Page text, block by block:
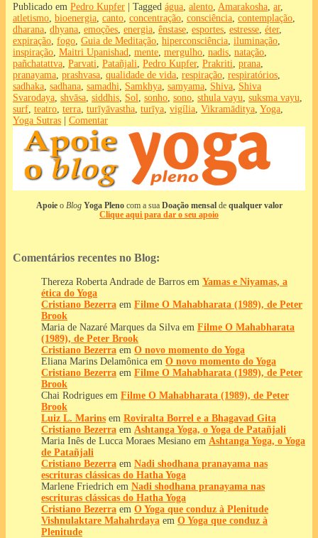
Publicado em Pedro Kupfer Tagged água alento Amarakosha ar,
atletismo bioenergia canto concentração consciência contemplação
dharana dhyana emoções energia ênstase esportes estresse éter,
expiração fogo Guia de Meditação hiperconsciência iluminação
inspiração Maitri Upanishad mente mergulho nadis natação
pañchatattva Parvati Patañjali Pedro Kupfer, Prakriti prana
pranayama prashvasa qualidade de vida respiração respiratórios
sadhaka sadhana samadhi Samkhya samyama Shiva Shiva
Svarodaya shvāsa siddhis Sol sonho sono sthula vayu suksma vayu
surf teatro terra turīyāvastha turīya vigí­lia Vikramāditya Yoga
Yoga Sutras
Comentar
Apoieo Blog Yoga Plenocom a sua Doação mensal de qualquer valor
Clique aqui para dar o seu apoio
Comentários recentes no Blog:
Thereza Roberta Andrade de Barros em Yamas e Niyamas, a
ética do Yoga
Cristiano Bezerra em Filme O Mahabharata (1989), de Peter
Brook
Maria de Nazaré Marques da Silva em Filme O Mahabharata
(1989), de Peter Brook
Cristiano Bezerra em O novo momento do Yoga
Eliana Marins Delamônica em O novo momento do Yoga
Cristiano Bezerra em Filme O Mahabharata (1989), de Peter
Brook
Chai Rodrigues em Filme O Mahabharata (1989), de Peter
Brook
Luiz L. Marins em Roviralta Borrel e a Bhagavad Gita
Cristiano Bezerra em Ashtanga Yoga, o Yoga de Patañjali
Maria Inês de Lucca Moraes Mesiano em Ashtanga Yoga, o Yoga
de Patañjali
Cristiano Bezerra em Nadi shodhana pranayama nas
escrituras clássicas do Hatha Yoga
Marlene Friedrich em Nadi shodhana pranayama nas
escrituras clássicas do Hatha Yoga
Cristiano Bezerra em O Yoga que conduz à Plenitude
Vishnulaktare Mahahrdaya em O Yoga que conduz à
Plenitude